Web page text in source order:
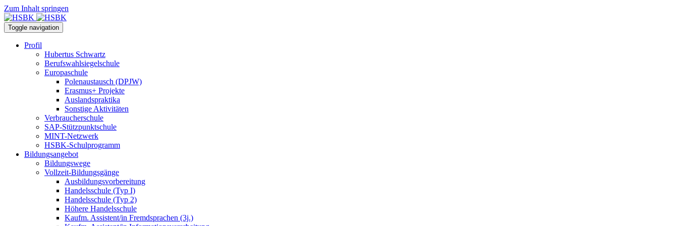
Zum Inhalt springen
Toggle navigation
Profil
Hubertus Schwartz
Berufswahlsiegelschule
Europaschule
Polenaustausch (DPJW)
Erasmus+ Projekte
Auslandspraktika
Sonstige Aktivitäten
Verbraucherschule
SAP-Stützpunktschule
MINT-Netzwerk
HSBK-Schulprogramm
Bildungsangebot
Bildungswege
Vollzeit-Bildungsgänge
Ausbildungsvorbereitung
Handelsschule (Typ I)
Handelsschule (Typ 2)
Höhere Handelsschule
Kaufm. Assistent/in­ Fremdsprachen (3j.)